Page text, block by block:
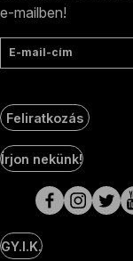
e-mailben!
E-mail-cím
Feliratkozás
Social
Media
oldalak
Írjon nekünk!
GY.I.K.